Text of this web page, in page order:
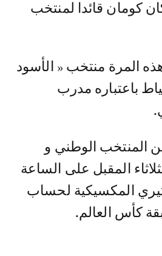
كومان قائدا لمنتخب
المرة منتخب « الأسود
باعتباره مدرب
المنتخب الوطني و
المقبل على الساعة
المكسيكية لحساب